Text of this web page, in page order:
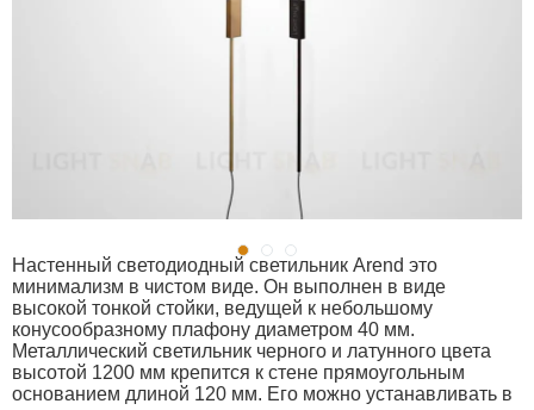
Настенный светодиодный светильник Arend это
минимализм в чистом виде. Он выполнен в виде
высокой тонкой стойки, ведущей к небольшому
конусообразному плафону диаметром 40 мм.
Металлический светильник черного и латунного цвета
высотой 1200 мм крепится к стене прямоугольным
основанием длиной 120 мм. Его можно устанавливать в